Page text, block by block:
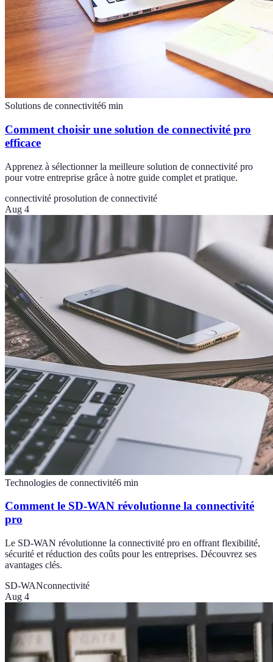
Solutions de connectivité6 min
Comment choisir une solution de connectivité pro
efficace
Apprenez à sélectionner la meilleure solution de connectivité pro
pour votre entreprise grâce à notre guide complet et pratique.
connectivité prosolution de connectivité
Aug 4
Technologies de connectivité6 min
Comment le SD-WAN révolutionne la connectivité
pro
Le SD-WAN révolutionne la connectivité pro en offrant flexibilité,
sécurité et réduction des coûts pour les entreprises. Découvrez ses
avantages clés.
SD-WANconnectivité
Aug 4